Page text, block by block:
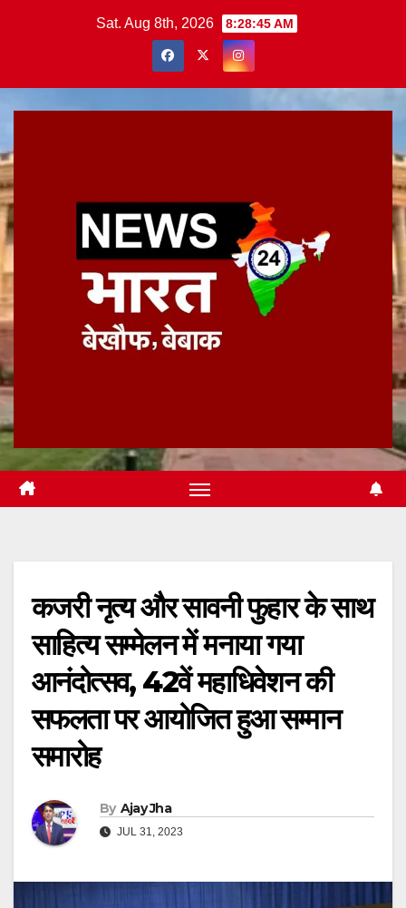
Sat. Aug 8th, 2026 8:28:46 AM
कजरी नृत्य और सावनी फुहार के साथ
साहित्य सम्मेलन में मनाया गया
आनंदोत्सव, 42वें महाधिवेशन की
सफलता पर आयोजित हुआ सम्मान
समारोह
By Ajay Jha
JUL 31, 2023